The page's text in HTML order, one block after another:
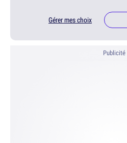
Gérer mes choix
Publicité